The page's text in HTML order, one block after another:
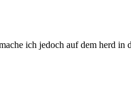
ich jedoch auf dem herd in